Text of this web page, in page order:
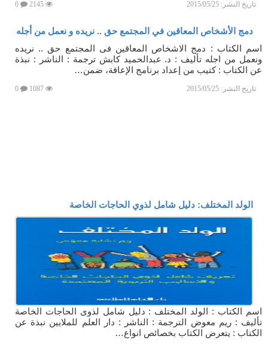
تاريخ النشر: 2015/05/25
دمج الأشخاص المعاقين في المجتمع حق .. نريده و نعمل من أجله
اسم الكتاب : دمج الاشخاص المعاقين فى المجتمع حق .. نريده
ونعمل من اجله تأليف : د. عبدالحميد كابش ترجمة : الناشر : نبذة
عن الكتاب : كتيب من إعداد برنامج الإعاقة، ضمن…
تاريخ النشر: 2015/05/25
الولد المختلف: دليل شامل لذوي الحاجات الخاصة
اسم الكتاب : الولد المختلف : دليل شامل لذوى الحاجات الخاصة
تأليف : ريم معوض الترجمة : الناشر : دار العلم للملايين نبذة عن
الكتاب : يتعرض الكتاب بخصائص انواع…